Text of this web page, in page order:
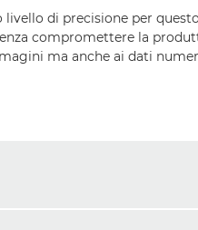
di precisione per
compromettere la
ma anche ai dati